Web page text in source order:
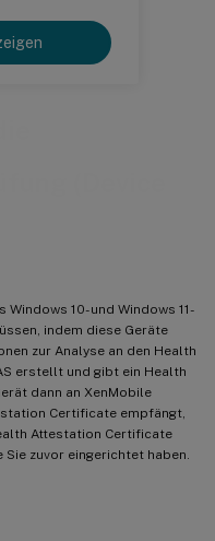
10- und Windows 11-
indem diese Geräte
zur Analyse an den Health
erstellt und gibt ein Health
dann an XenMobile
Certificate empfängt,
Attestation Certificate
zuvor eingerichtet haben.